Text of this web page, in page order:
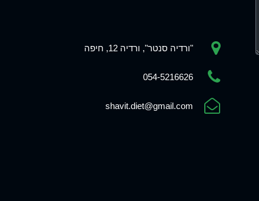
"ורדיה סנטר", ורדיה 12, חיפה
054-5216626
shavit.diet@gmail.com